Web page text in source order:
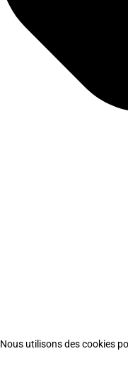
Nous utilisons des cookies